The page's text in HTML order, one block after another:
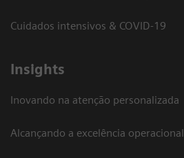
Cuidados intensivos & COVID-19
Insights
Inovando na atenção personalizada
Alcançando a excelência operacional